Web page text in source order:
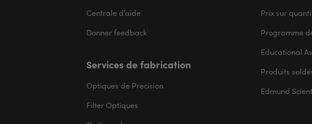
Centrale d’aide
Donner feedback
Services de fabrication
Optiques de Precision
Filter Optiques
Prix sur
Programme
Educational
Produits
Edmund